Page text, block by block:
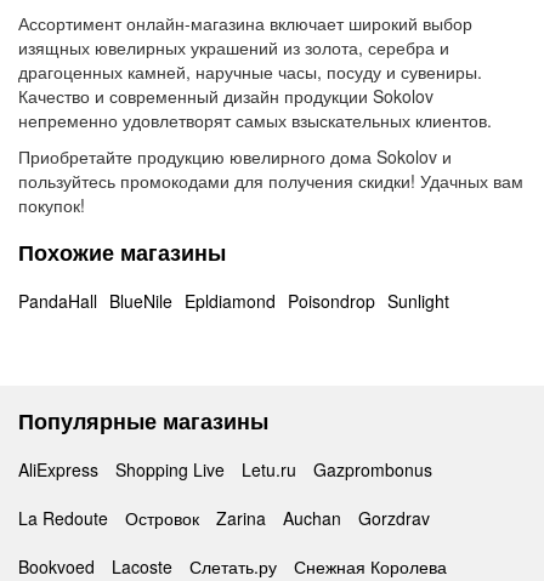
Ассортимент онлайн-магазина включает широкий выбор
изящных ювелирных украшений из золота, серебра и
драгоценных камней, наручные часы, посуду и сувениры.
Качество и современный дизайн продукции Sokolov
непременно удовлетворят самых взыскательных клиентов.
Приобретайте продукцию ювелирного дома Sokolov и
пользуйтесь промокодами для получения скидки! Удачных вам
покупок!
Похожие магазины
PandaHall BlueNile Epldiamond Poisondrop Sunlight
Популярные магазины
AliExpress Shopping Live Letu.ru
Gazprombonus
La Redoute
Островок Zarina Auchan
Gorzdrav
Bookvoed
Lacoste Слетать.ру Снежная Королева